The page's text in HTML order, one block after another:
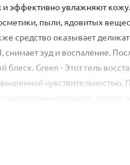
и эффективно увлажняют
пыли, ядовитых
средство оказывает
снимает зуд и воспаление.
Green - Этот гель
процесс, сходит
и влиянию негативных